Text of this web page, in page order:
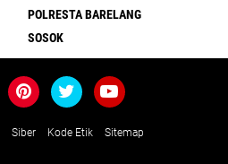
POLRESTA BARELANG
SOSOK
Siber Kode Etik Sitemap